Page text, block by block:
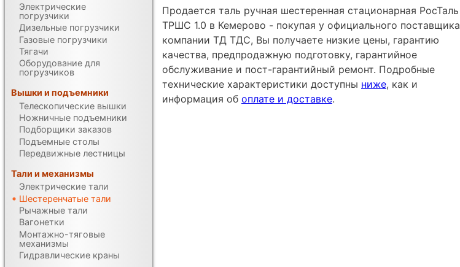
Продается таль ручная шестеренная стационарная РосТаль
ТРШС 1.0 в Кемерово - покупая у официального поставщика
компании ТД ТДС, Вы получаете низкие цены, гарантию
качества, предпродажную подготовку, гарантийное
обслуживание и пост-гарантийный ремонт. Подробные
технические характеристики доступны ниже, как и
информация об оплате и доставке.
Электрические
погрузчики
Дизельные погрузчики
Газовые погрузчики
Тягачи
Оборудование для
погрузчиков
Вышки и подъемники
Телескопические вышки
Ножничные подъемники
Подборщики заказов
Подъемные столы
Передвижные лестницы
Тали и механизмы
Электрические тали
Шестеренчатые тали
Рычажные тали
Вагонетки
Монтажно-тяговые
механизмы
Гидравлические краны